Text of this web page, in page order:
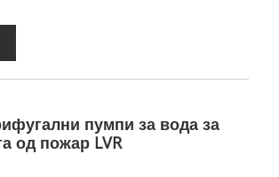
пумпи за вода за
од пожар LVR